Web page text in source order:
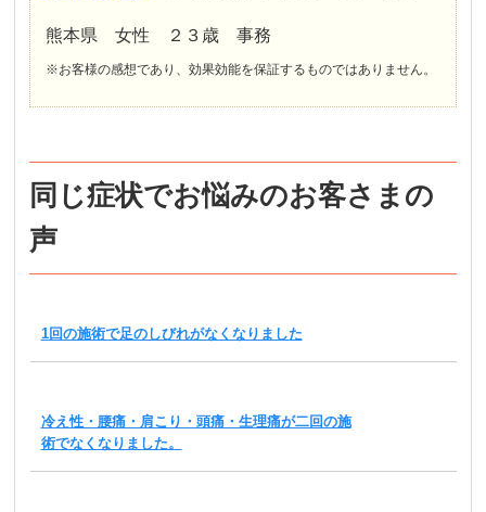
熊本県 女性 ２３歳 事務
※お客様の感想であり、効果効能を保証するものではありません。
同じ症状でお悩みのお客さまの
声
1回の施術で足のしびれがなくなりました
冷え性・腰痛・肩こり・頭痛・生理痛が二回の施
術でなくなりました。